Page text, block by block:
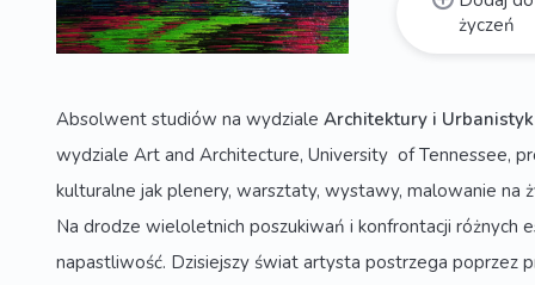
życzeń
Absolwent studiów na wydziale Architektury i
wydziale Art and Architecture, University of Tennessee,
kulturalne jak plenery, warsztaty, wystawy, malowanie na
Na drodze wieloletnich poszukiwań i konfrontacji różnych
napastliwość. Dzisiejszy świat artysta postrzega poprzez